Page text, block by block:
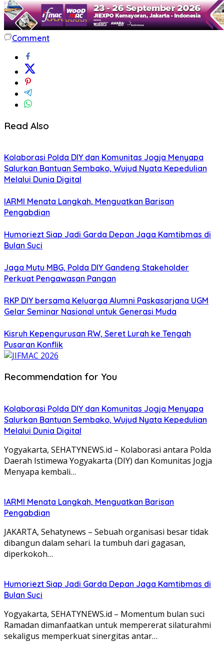
Comment
Read Also
Kolaborasi Polda DIY dan Komunitas Jogja Menyapa
Salurkan Bantuan Sembako, Wujud Nyata Kepedulian
Melalui Dunia Digital
IARMI Menata Langkah, Menguatkan Barisan
Pengabdian
Humoriezt Siap Jadi Garda Depan Jaga Kamtibmas di
Bulan Suci
Jaga Mutu MBG, Polda DIY Gandeng Stakeholder
Perkuat Pengawasan Pangan
RKP DIY bersama Keluarga Alumni Paskasarjana UGM
Gelar Seminar Nasional untuk Generasi Muda
Kisruh Kepengurusan RW, Seret Lurah ke Tengah
Pusaran Konflik
Recommendation for You
Kolaborasi Polda DIY dan Komunitas Jogja Menyapa
Salurkan Bantuan Sembako, Wujud Nyata Kepedulian
Melalui Dunia Digital
Yogyakarta, SEHATYNEWS.id – Kolaborasi antara Polda
Daerah Istimewa Yogyakarta (DIY) dan Komunitas Jogja
Menyapa kembali…
IARMI Menata Langkah, Menguatkan Barisan
Pengabdian
JAKARTA, Sehatynews – Sebuah organisasi besar tidak
dibangun dalam sehari. Ia tumbuh dari gagasan,
diperkokoh…
Humoriezt Siap Jadi Garda Depan Jaga Kamtibmas di
Bulan Suci
Yogyakarta, SEHATYNEWS.id – Momentum bulan suci
Ramadan dimanfaatkan untuk mempererat silaturahmi
sekaligus memperkuat sinergitas antar…